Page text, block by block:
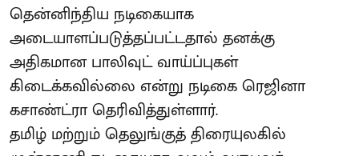
தென்னிந்திய நடிகையாக
அடையாளப்படுத்தப்பட்டதால் தனக்கு
அதிகமான பாலிவுட் வாய்ப்புகள்
கிடைக்கவில்லை என்று நடிகை ரெஜினா
கசாண்ட்ரா தெரிவித்துள்ளார்.
தமிழ் மற்றும் தெலுங்குத் திரையுலகில்